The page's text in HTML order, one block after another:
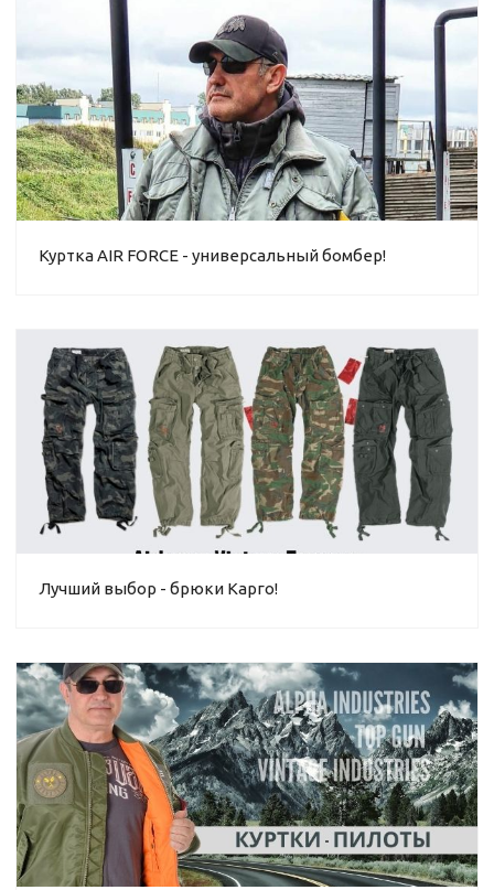
Куртка AIR FORCE - универсальный бомбер!
Лучший выбор - брюки Карго!